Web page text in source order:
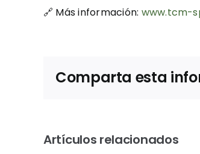
🔗 Más información: www.tcm-
Comparta esta
Artículos relacionados